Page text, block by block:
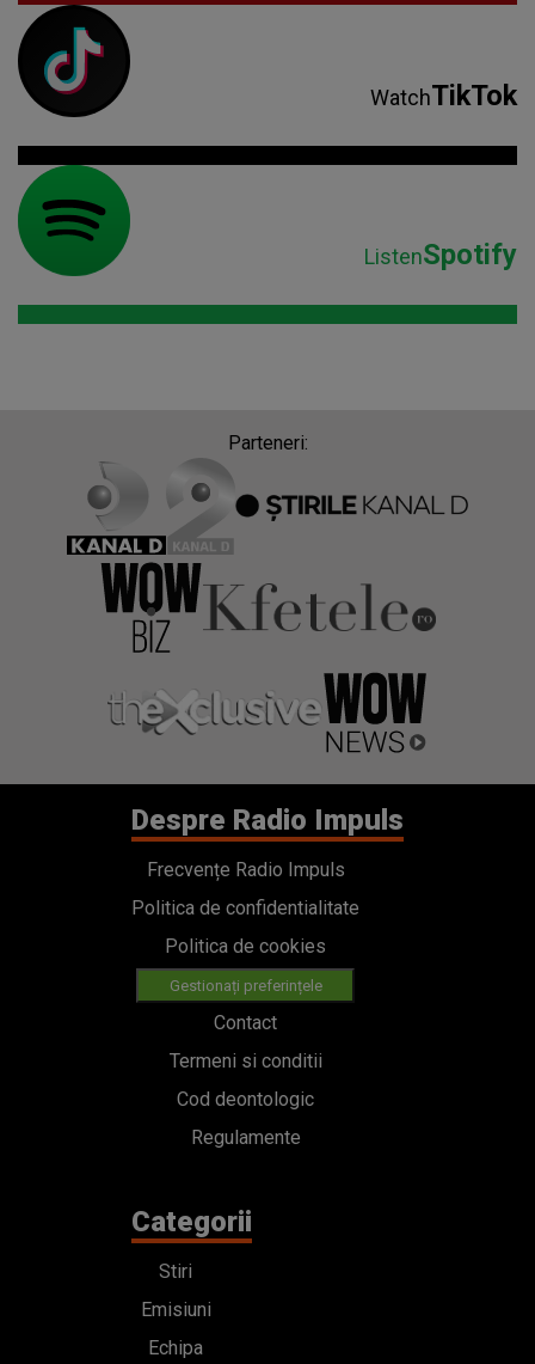
WatchTikTok
ListenSpotify
Parteneri:
Despre Radio Impuls
Frecvențe Radio Impuls
Politica de confidentialitate
Politica de cookies
Gestionați preferințele
Contact
Termeni si conditii
Cod deontologic
Regulamente
Categorii
Stiri
Emisiuni
Echipa